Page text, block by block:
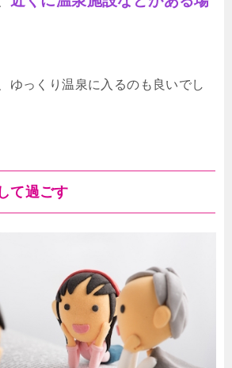
ゆっくり温泉に入るのも良いでし
て過ごす